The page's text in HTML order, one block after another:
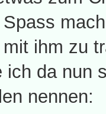
ihm zu
ich da nun
nennen: